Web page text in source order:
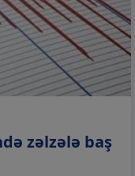
zəlzələ baş